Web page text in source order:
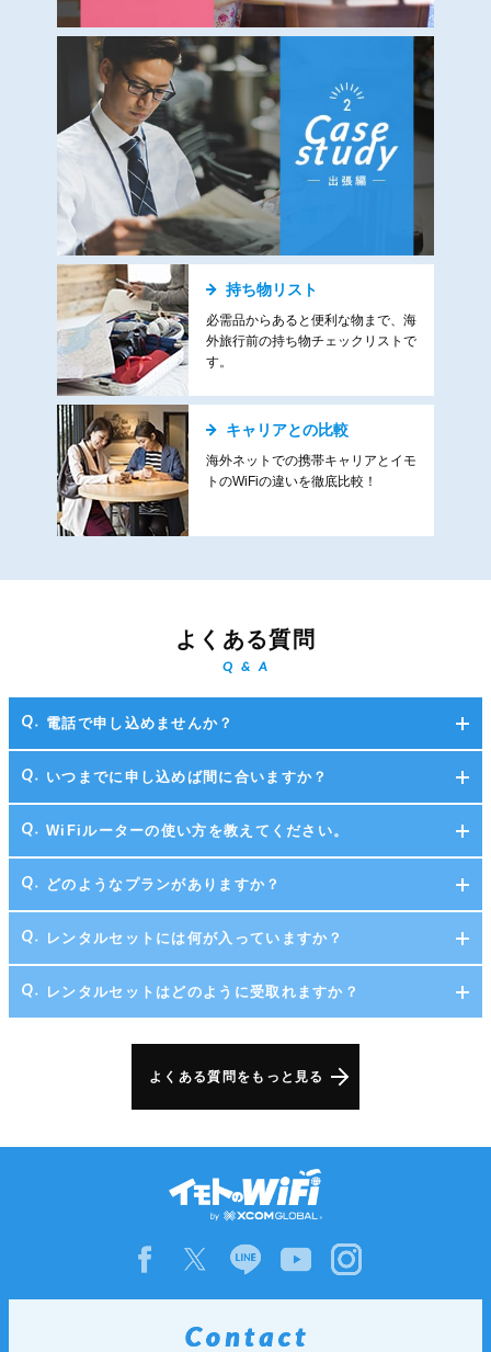
持ち物リスト
必需品からあると便利な物まで、海
外旅行前の持ち物チェックリストで
す。
キャリアとの比較
海外ネットでの携帯キャリアとイモ
トのWiFiの違いを徹底比較！
よくある質問
Q & A
電話で申し込めませんか？
いつまでに申し込めば間に合いますか？
WiFiルーターの使い方を教えてください。
どのようなプランがありますか？
レンタルセットには何が入っていますか？
レンタルセットはどのように受取れますか？
よくある質問をもっと見る